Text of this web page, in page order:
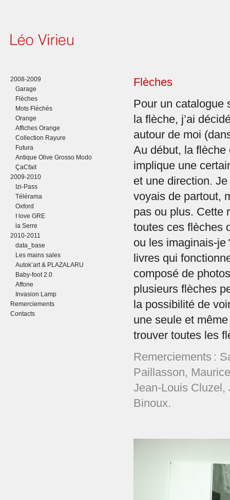
2008-2009
Garage
Flèches
Mots Fléchés
Orange
Affiches Orange
Collection Rayure
Futura
Antique Olive Grosso Modo
ÇaCfait
2009-2010
Izi-Pass
Télérama
Oxford
I love GRE
la Serre
2010-2011
data_base
Les mains sales
Autok’art & PLAZALARU
Baby-foot 2.0
Affone
Invasion Lamp
Remerciements
Contacts
Flèches
Pour un catalogue
la flèche, j’ai
autour de moi
Au début, la
implique une
et une direction.
voyais de partout,
pas ou plus. Cette
toutes ces flèches
ou les imaginais-je
livres qui
composé de
plusieurs flèches
la possibilité de
une seule et
trouver toutes les
Remerciements :
Paillasson,
Jean-Louis Cluzel,
Binoux.